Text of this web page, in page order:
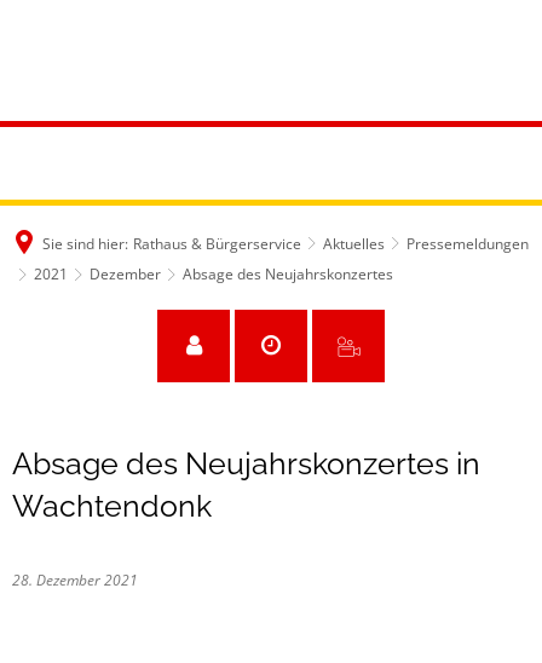
Sie sind hier: Rathaus & Bürgerservice Aktuelles
Pressemeldungen
2021
Dezember Absage des Neujahrskonzertes
Absage des Neujahrskonzertes in
Wachtendonk
28. Dezember 2021